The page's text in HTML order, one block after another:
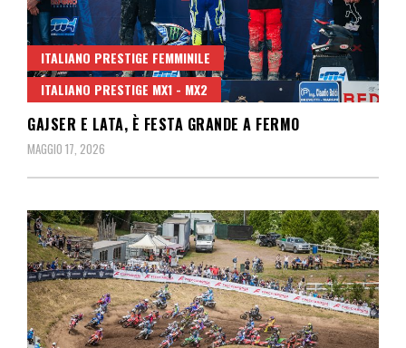
ITALIANO PRESTIGE FEMMINILE
ITALIANO PRESTIGE MX1 - MX2
GAJSER E LATA, È FESTA GRANDE A FERMO
MAGGIO 17, 2026